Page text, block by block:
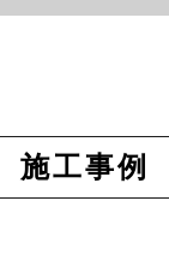
施工事例